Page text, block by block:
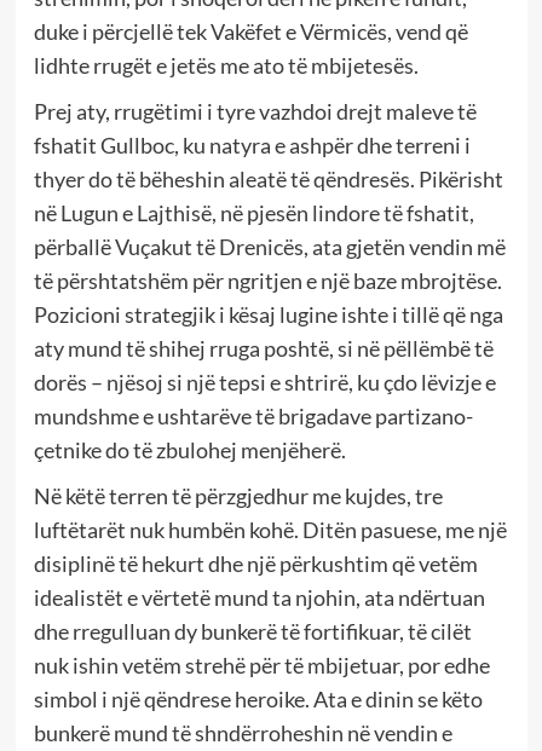
duke i përcjellë tek Vakëfet e Vërmicës, vend që
lidhte rrugët e jetës me ato të mbijetesës.
Prej aty, rrugëtimi i tyre vazhdoi drejt maleve të
fshatit Gullboc, ku natyra e ashpër dhe terreni i
thyer do të bëheshin aleatë të qëndresës. Pikërisht
në Lugun e Lajthisë, në pjesën lindore të fshatit,
përballë Vuçakut të Drenicës, ata gjetën vendin më
të përshtatshëm për ngritjen e një baze mbrojtëse.
Pozicioni strategjik i kësaj lugine ishte i tillë që nga
aty mund të shihej rruga poshtë, si në pëllëmbë të
dorës – njësoj si një tepsi e shtrirë, ku çdo lëvizje e
mundshme e ushtarëve të brigadave partizano-
çetnike do të zbulohej menjëherë.
Në këtë terren të përzgjedhur me kujdes, tre
luftëtarët nuk humbën kohë. Ditën pasuese, me një
disiplinë të hekurt dhe një përkushtim që vetëm
idealistët e vërtetë mund ta njohin, ata ndërtuan
dhe rregulluan dy bunkerë të fortifikuar, të cilët
nuk ishin vetëm strehë për të mbijetuar, por edhe
simbol i një qëndrese heroike. Ata e dinin se këto
bunkerë mund të shndërroheshin në vendin e